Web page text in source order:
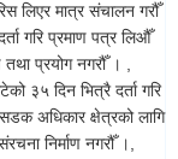
लिएर मात्र संचालन गरौँ
गरि प्रमाण पत्र लिऔँ
तथा प्रयोग नगरौँ । ,
३५ दिन भित्रै दर्ता गरि
अधिकार क्षेत्रको लागि
निर्माण नगरौँ ।,